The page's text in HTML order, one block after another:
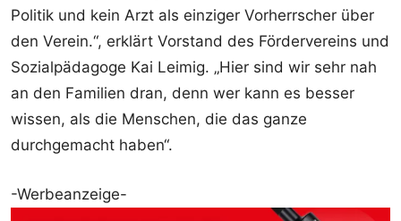
Politik und kein Arzt als einziger Vorherrscher über
den Verein.“, erklärt Vorstand des Fördervereins und
Sozialpädagoge Kai Leimig. „Hier sind wir sehr nah
an den Familien dran, denn wer kann es besser
wissen, als die Menschen, die das ganze
durchgemacht haben“.
-Werbeanzeige-